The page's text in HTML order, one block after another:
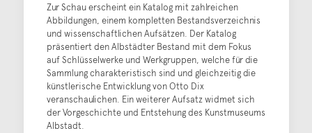
Zur Schau erscheint ein Katalog mit zahlreichen
Abbildungen, einem kompletten Bestandsverzeichnis
und wissenschaftlichen Aufsätzen. Der Katalog
präsentiert den Albstädter Bestand mit dem Fokus
auf Schlüsselwerke und Werkgruppen, welche für die
Sammlung charakteristisch sind und gleichzeitig die
künstlerische Entwicklung von Otto Dix
veranschaulichen. Ein weiterer Aufsatz widmet sich
der Vorgeschichte und Entstehung des Kunstmuseums
Albstadt.